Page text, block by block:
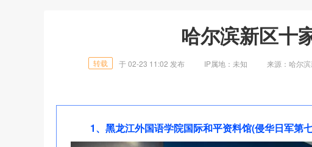
哈尔滨新区十
转载 于02-23 11:02 发布 IP属地： 未知 来源：哈尔
1、黑龙江外国语学院国际和平资料馆(侵华日军第